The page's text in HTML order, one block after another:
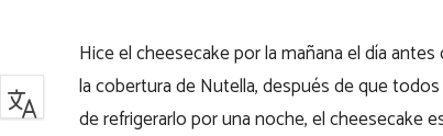
Hice el cheesecake por la mañana el día
la cobertura de Nutella, después de que
de refrigerarlo por una noche, el cheesecake